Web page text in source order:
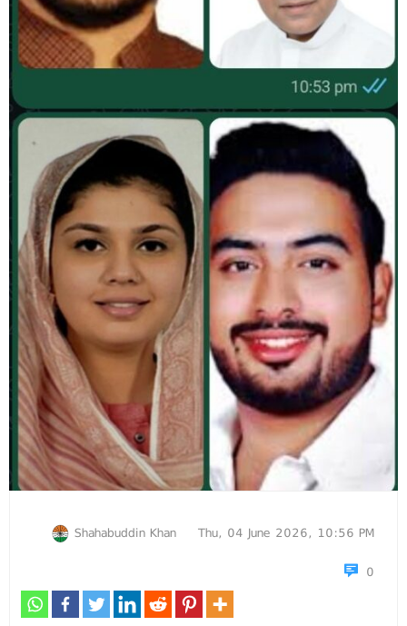
Shahabuddin Khan
Thu, 04 June 2026, 10:56 PM
0